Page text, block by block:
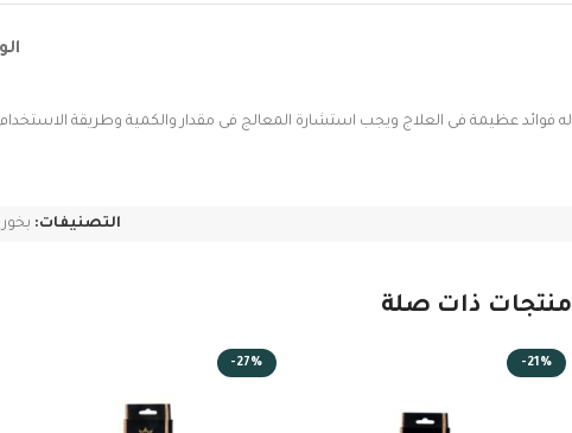
له فوائد عظيمة فى العلاج ويجب استشارة المعالج فى مقدار والكمية وطريقة الاستخدام
التصنيفات:
منتجات ذات صلة
-21%
-27%